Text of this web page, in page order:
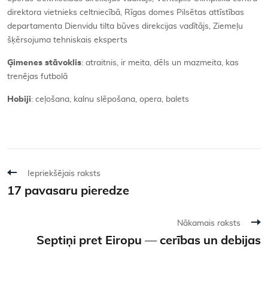
direktora vietnieks celtniecībā, Rīgas domes Pilsētas attīstības
departamenta Dienvidu tilta būves direkcijas vadītājs, Ziemeļu
šķērsojuma tehniskais eksperts
Ģimenes stāvoklis: atraitnis, ir meita, dēls un mazmeita, kas
trenējas futbolā
Hobiji: ceļošana, kalnu slēpošana, opera, balets
Iepriekšējais raksts
17 pavasaru pieredze
Nākamais raksts
Septiņi pret Eiropu — cerības un debijas